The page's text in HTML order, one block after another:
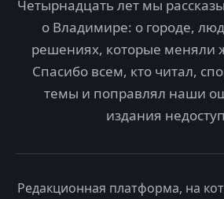
Четырнадцать лет мы
о Владимире: о городе,
решениях, которые меняли
Спасибо всем, кто читал,
темы и поправлял наши
издания
Редакционная платформа, на